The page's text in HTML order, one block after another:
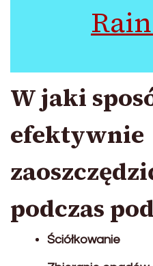
W jaki
efektywnie
podczas
Ściółkowanie